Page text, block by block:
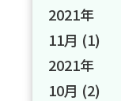
2021年
11月 (1)
2021年
10月 (2)